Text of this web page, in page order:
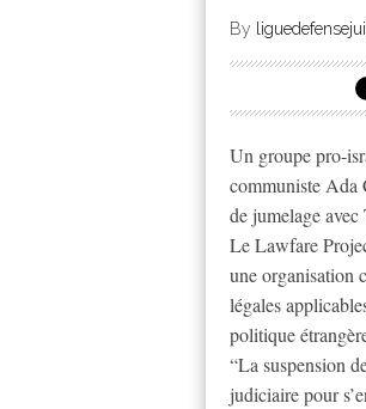
By
Un groupe pro-
communiste Ada
de jumelage
Le Lawfare
une organisation
légales
politique
“La suspension
judiciaire pour